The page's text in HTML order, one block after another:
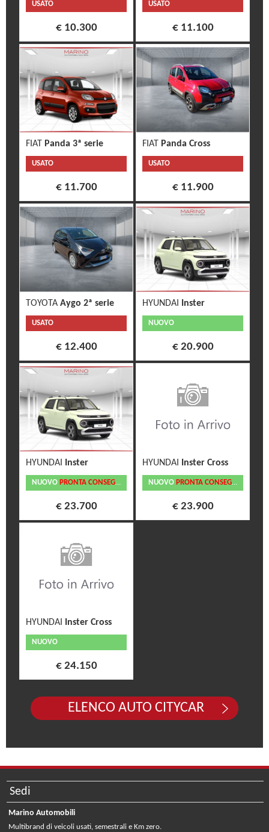
USATO
€ 10.300
USATO
€ 11.100
FIAT Panda 3ª serie
USATO
€ 11.700
FIAT Panda Cross
USATO
€ 11.900
TOYOTA Aygo 2ª serie
USATO
€ 12.400
HYUNDAI Inster
NUOVO
€ 20.900
HYUNDAI Inster
NUOVO PRONTA CONSEGNA
€ 23.700
HYUNDAI Inster Cross
NUOVO PRONTA CONSEGNA
€ 23.900
HYUNDAI Inster Cross
NUOVO
€ 24.150
ELENCO AUTO CITYCAR
Sedi
Marino Automobili
Multibrand di veicoli usati, semestrali e Km zero.